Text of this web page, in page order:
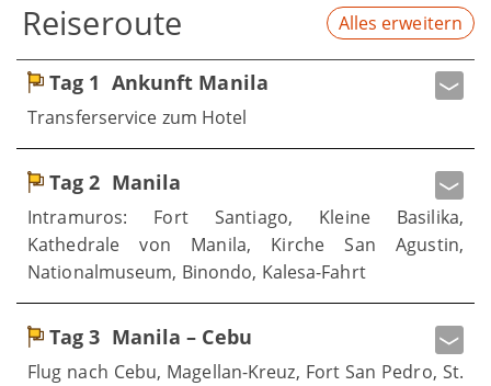
Reiseroute Alles erweitern
Tag 1 Ankunft Manila
Transferservice zum Hotel
Tag 2 Manila
Intramuros: Fort Santiago, Kleine Basilika,
Kathedrale von Manila, Kirche San Agustin,
Nationalmuseum, Binondo, Kalesa-Fahrt
Tag 3 Manila – Cebu
Flug nach Cebu, Magellan-Kreuz, Fort San Pedro, St.